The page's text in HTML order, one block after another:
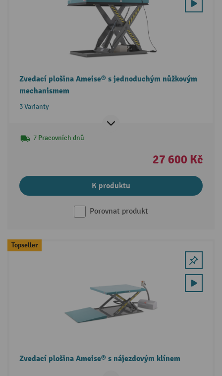
Zvedací plošina Ameise® s jednoduchým nůžkovým
mechanismem
3 Varianty
7 Pracovních dnů
27 600 Kč
K produktu
Porovnat produkt
Topseller
Zvedací plošina Ameise® s nájezdovým klínem